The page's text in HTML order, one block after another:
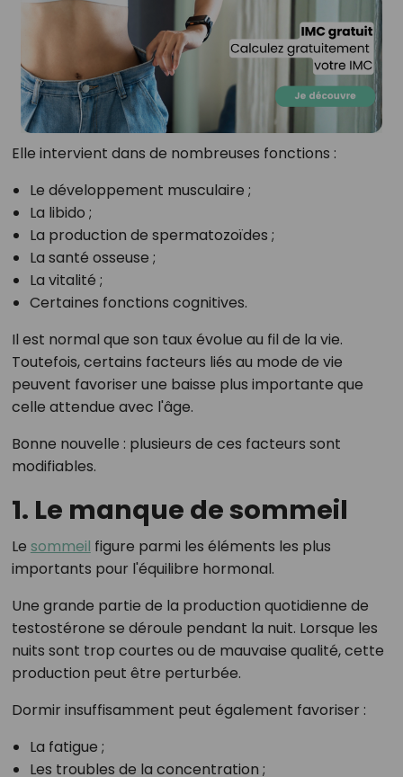
Elle intervient dans de nombreuses fonctions :
Le développement musculaire ;
La libido ;
La production de spermatozoïdes ;
La santé osseuse ;
La vitalité ;
Certaines fonctions cognitives.
Il est normal que son taux évolue au fil de la vie.
Toutefois, certains facteurs liés au mode de vie
peuvent favoriser une baisse plus importante que
celle attendue avec l'âge.
Bonne nouvelle : plusieurs de ces facteurs sont
modifiables.
1. Le manque de sommeil
Le sommeil figure parmi les éléments les plus
importants pour l'équilibre hormonal.
Une grande partie de la production quotidienne de
testostérone se déroule pendant la nuit. Lorsque les
nuits sont trop courtes ou de mauvaise qualité, cette
production peut être perturbée.
Dormir insuffisamment peut également favoriser :
La fatigue ;
Les troubles de la concentration ;